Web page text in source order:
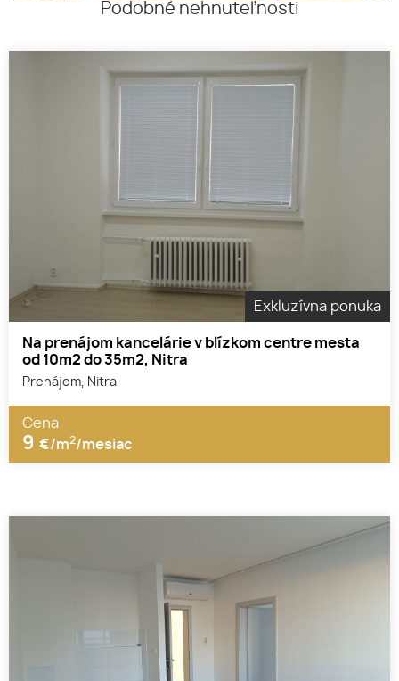
Podobné nehnuteľnosti
Exkluzívna ponuka
Na prenájom kancelárie v blízkom centre mesta
od 10m2 do 35m2, Nitra
Prenájom, Nitra
Cena
9 €/m2/mesiac